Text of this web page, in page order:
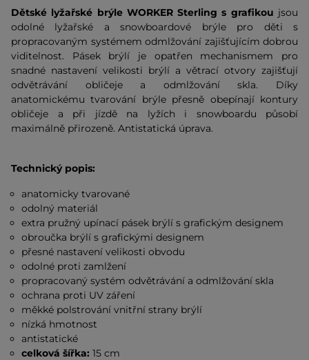
Dětské lyžařské brýle WORKER Sterling s grafikou jsou
odolné lyžařské a snowboardové brýle pro děti s
propracovaným systémem odmlžování zajišťujícím dobrou
viditelnost. Pásek brýlí je opatřen mechanismem pro
snadné nastavení velikosti brýlí a větrací otvory zajišťují
odvětrávání obličeje a odmlžování skla. Díky
anatomickému tvarování brýle přesně obepínají kontury
obličeje a při jízdě na lyžích i snowboardu působí
maximálně přirozeně. Antistatická úprava.
Technický popis:
anatomicky tvarované
odolný materiál
extra pružný upínací pásek brýlí s grafickým designem
obroučka brýlí s grafickými designem
přesné nastavení velikosti obvodu
odolné proti zamlžení
propracovaný systém odvětrávání a odmlžování skla
ochrana proti UV záření
měkké polstrování vnitřní strany brýlí
nízká hmotnost
antistatické
celková šířka: 15 cm